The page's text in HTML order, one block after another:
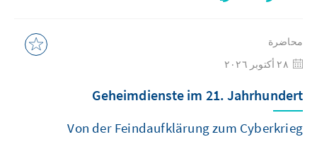
محاضرة
Geheimdienste im 21. Jahrhundert
Von der Feindaufklärung zum Cyberkrieg